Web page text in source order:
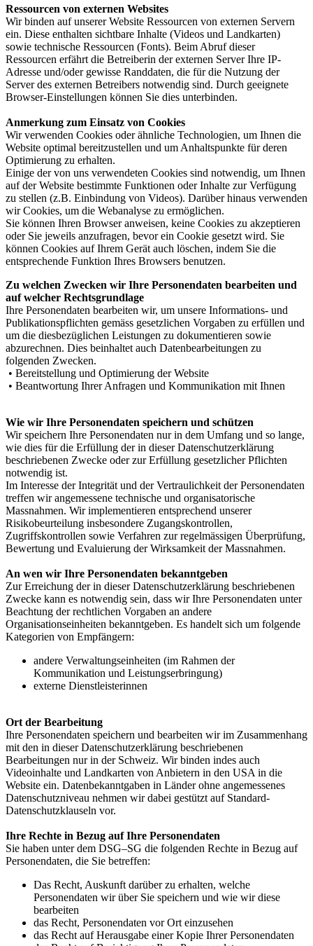
Ressourcen von externen Websites
Wir binden auf unserer Website Ressourcen von externen Servern
ein. Diese enthalten sichtbare Inhalte (Videos und Landkarten)
sowie technische Ressourcen (Fonts). Beim Abruf dieser
Ressourcen erfährt die Betreiberin der externen Server Ihre IP-
Adresse und/oder gewisse Randdaten, die für die Nutzung der
Server des externen Betreibers notwendig sind. Durch geeignete
Browser-Einstellungen können Sie dies unterbinden.
Anmerkung zum Einsatz von Cookies
Wir verwenden Cookies oder ähnliche Technologien, um Ihnen die
Website optimal bereitzustellen und um Anhaltspunkte für deren
Optimierung zu erhalten.
Einige der von uns verwendeten Cookies sind notwendig, um Ihnen
auf der Website bestimmte Funktionen oder Inhalte zur Verfügung
zu stellen (z.B. Einbindung von Videos). Darüber hinaus verwenden
wir Cookies, um die Webanalyse zu ermöglichen.
Sie können Ihren Browser anweisen, keine Cookies zu akzeptieren
oder Sie jeweils anzufragen, bevor ein Cookie gesetzt wird. Sie
können Cookies auf Ihrem Gerät auch löschen, indem Sie die
entsprechende Funktion Ihres Browsers benutzen.
Zu welchen Zwecken wir Ihre Personendaten bearbeiten und
auf welcher Rechtsgrundlage
Ihre Personendaten bearbeiten wir, um unsere Informations- und
Publikationspflichten gemäss gesetzlichen Vorgaben zu erfüllen und
um die diesbezüglichen Leistungen zu dokumentieren sowie
abzurechnen. Dies beinhaltet auch Datenbearbeitungen zu
folgenden Zwecken.
• Bereitstellung und Optimierung der Website
• Beantwortung Ihrer Anfragen und Kommunikation mit Ihnen
Wie wir Ihre Personendaten speichern und schützen
Wir speichern Ihre Personendaten nur in dem Umfang und so lange,
wie dies für die Erfüllung der in dieser Datenschutzerklärung
beschriebenen Zwecke oder zur Erfüllung gesetzlicher Pflichten
notwendig ist.
Im Interesse der Integrität und der Vertraulichkeit der Personendaten
treffen wir angemessene technische und organisatorische
Massnahmen. Wir implementieren entsprechend unserer
Risikobeurteilung insbesondere Zugangskontrollen,
Zugriffskontrollen sowie Verfahren zur regelmässigen Überprüfung,
Bewertung und Evaluierung der Wirksamkeit der Massnahmen.
An wen wir Ihre Personendaten bekanntgeben
Zur Erreichung der in dieser Datenschutzerklärung beschriebenen
Zwecke kann es notwendig sein, dass wir Ihre Personendaten unter
Beachtung der rechtlichen Vorgaben an andere
Organisationseinheiten bekanntgeben. Es handelt sich um folgende
Kategorien von Empfängern:
andere Verwaltungseinheiten (im Rahmen der
Kommunikation und Leistungserbringung)
externe Dienstleisterinnen
Ort der Bearbeitung
Ihre Personendaten speichern und bearbeiten wir im Zusammenhang
mit den in dieser Datenschutzerklärung beschriebenen
Bearbeitungen nur in der Schweiz. Wir binden indes auch
Videoinhalte und Landkarten von Anbietern in den USA in die
Website ein. Datenbekanntgaben in Länder ohne angemessenes
Datenschutzniveau nehmen wir dabei gestützt auf Standard-
Datenschutzklauseln vor.
Ihre Rechte in Bezug auf Ihre Personendaten
Sie haben unter dem DSG–SG die folgenden Rechte in Bezug auf
Personendaten, die Sie betreffen:
Das Recht, Auskunft darüber zu erhalten, welche
Personendaten wir über Sie speichern und wie wir diese
bearbeiten
das Recht, Personendaten vor Ort einzusehen
das Recht auf Herausgabe einer Kopie Ihrer Personendaten